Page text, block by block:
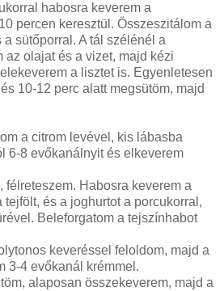
habosra keverem a
percen keresztül. Összeszitálom a
a sütőporral. A tál szélénél a
az olajat és a vizet, majd kézi
a lisztet is. Egyenletesen
10-12 perc alatt megsütöm, majd
a citrom levével, kis lábasba
6-8 evőkanálnyit és elkeverem
félreteszem. Habosra keverem a
tejfölt, és a joghurtot a porcukorral,
Beleforgatom a tejszínhabot
keveréssel feloldom, majd a
3-4 evőkanál krémmel.
alaposan összekeverem, majd a